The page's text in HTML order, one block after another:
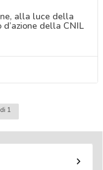
alla luce della
della CNIL
1